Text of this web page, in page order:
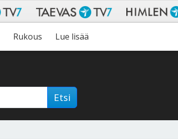
Rukous Lue lisää
Etsi